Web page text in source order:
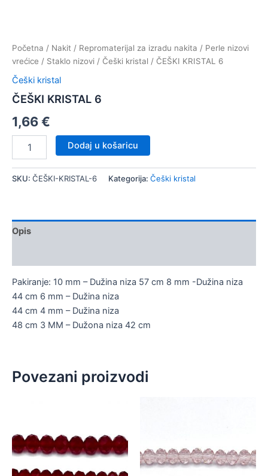
Početna / Nakit / Repromaterijal za izradu nakita / Perle nizovi
vrećice / Staklo nizovi / Češki kristal / ČEŠKI KRISTAL 6
Češki kristal
ČEŠKI KRISTAL 6
1,66€
KRISTAL
količina
Dodaj u košaricu
SKU: ČEŠKI-KRISTAL-6 Kategorija: Češki kristal
Opis
Pakiranje: 10 mm – Dužina niza 57 cm 8 mm -Dužina niza
44 cm 6 mm – Dužina niza
44 cm 4 mm – Dužina niza
48 cm 3 MM – Dužona niza 42 cm
Povezani proizvodi